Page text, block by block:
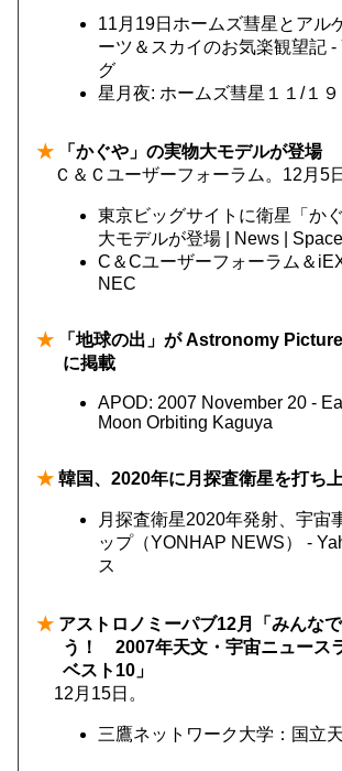
11月19日ホームズ彗星とアル
ーツ＆スカイのお気楽観望記 -
グ
星月夜: ホームズ彗星１１/１９
★ 「かぐや」の実物大モデルが登場
Ｃ＆Ｃユーザーフォーラム。12月5
東京ビッグサイトに衛星「か
大モデルが登場 | News |
C＆Cユーザーフォーラム＆
NEC
★ 「地球の出」が Astronomy
に掲載
APOD: 2007 November 20 -
Moon Orbiting Kaguya
★ 韓国、2020年に月探査衛星を打ち
月探査衛星2020年発射、宇宙
ップ（YONHAP NEWS） -
ス
★ アストロノミーパブ12月「みんな
う！ 2007年天文・宇宙ニュース
ベスト10」
12月15日。
三鷹ネットワーク大学：国立